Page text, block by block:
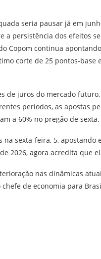
seria pausar já em
a persistência dos efeitos
Copom continua
corte de 25 pontos-base
de juros do mercado
períodos, as apostas
a 60% no pregão de sexta.
sexta-feira, 5, apostando
2026, agora acredita que
nas dinâmicas
de economia para